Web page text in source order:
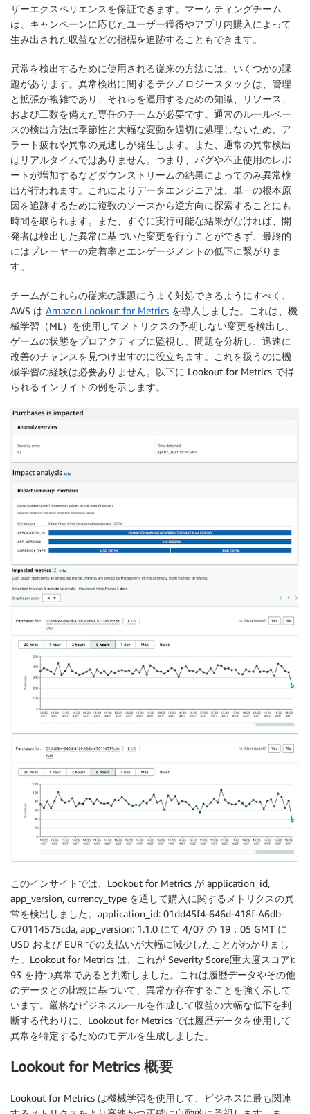
ザーエクスペリエンスを保証できます。マーケティングチーム
は、キャンペーンに応じたユーザー獲得やアプリ内購入によって
生み出された収益などの指標を追跡することもできます。
異常を検出するために使用される従来の方法には、いくつかの課
題があります。異常検出に関するテクノロジースタックは、管理
と拡張が複雑であり、それらを運用するための知識、リソース、
および工数を備えた専任のチームが必要です。通常のルールベー
スの検出方法は季節性と大幅な変動を適切に処理しないため、ア
ラート疲れや異常の見逃しが発生します。また、通常の異常検出
はリアルタイムではありません。つまり、バグや不正使用のレポ
ートが増加するなどダウンストリームの結果によってのみ異常検
出が行われます。これによりデータエンジニアは、単一の根本原
因を追跡するために複数のソースから逆方向に探索することにも
時間を取られます。また、すぐに実行可能な結果がなければ、開
発者は検出した異常に基づいた変更を行うことができず、最終的
にはプレーヤーの定着率とエンゲージメントの低下に繋がりま
す。
チームがこれらの従来の課題にうまく対処できるようにすべく、
AWS は Amazon Lookout for Metrics を導入しました。これは、機
械学習（ML）を使用してメトリクスの予期しない変更を検出し、
ゲームの状態をプロアクティブに監視し、問題を分析し、迅速に
改善のチャンスを見つけ出すのに役立ちます。これを扱うのに機
械学習の経験は必要ありません。以下に Lookout for Metrics で得
られるインサイトの例を示します。
このインサイトでは、Lookout for Metrics が application_id,
app_version, currency_type を通して購入に関するメトリクスの異
常を検出しました。application_id: 01dd45f4-646d-418f-A6db-
C70114575cda, app_version: 1.1.0 にて 4/07 の 19：05 GMT に
USD および EUR での支払いが大幅に減少したことがわかりまし
た。Lookout for Metrics は、これが Severity Score(重大度スコア):
93 を持つ異常であると判断しました。これは履歴データやその他
のデータとの比較に基づいて、異常が存在することを強く示して
います。厳格なビジネスルールを作成して収益の大幅な低下を判
断する代わりに、Lookout for Metrics では履歴データを使用して
異常を特定するためのモデルを生成しました。
Lookout for Metrics 概要
Lookout for Metrics は機械学習を使用して、ビジネスに最も関連